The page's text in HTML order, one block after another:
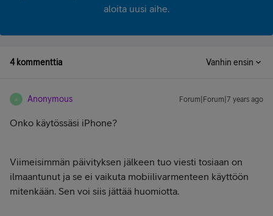
aloita uusi aihe.
4 kommenttia Vanhin ensin
A Anonymous Forum|Forum|7 years ago
Onko käytössäsi iPhone?
Viimeisimmän päivityksen jälkeen tuo viesti tosiaan on
ilmaantunut ja se ei vaikuta mobiilivarmenteen käyttöön
mitenkään. Sen voi siis jättää huomiotta.